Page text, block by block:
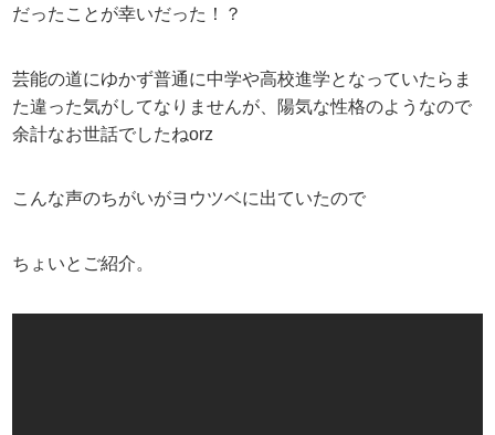
だったことが幸いだった！？
芸能の道にゆかず普通に中学や高校進学となっていたらま
た違った気がしてなりませんが、陽気な性格のようなので
余計なお世話でしたねorz
こんな声のちがいがヨウツベに出ていたので
ちょいとご紹介。